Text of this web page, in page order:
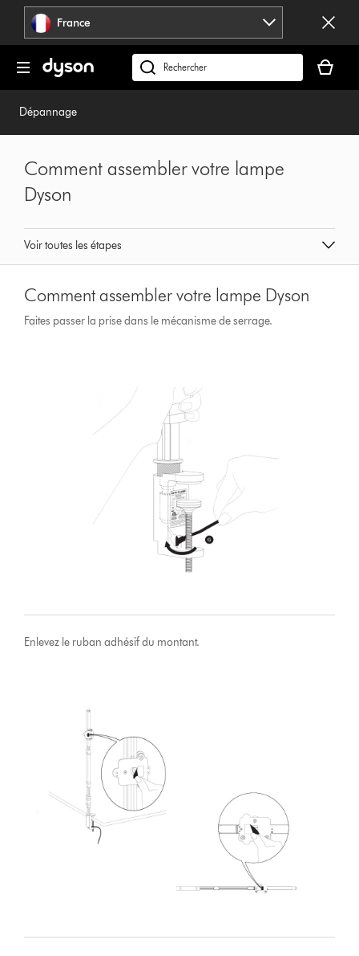
Sauter
pages
France
Rechercher
des
panier
est
Dépannage
Voir toutes les étapes
Comment assembler votre lampe
Dyson
Comment assembler votre lampe Dyson
Faites passer la prise dans le mécanisme de serrage.
Enlevez le ruban adhésif du montant.